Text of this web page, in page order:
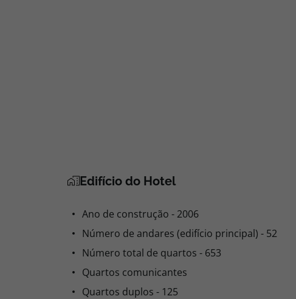
Edifício do Hotel
Ano de construção - 2006
Número de andares (edifício principal) - 52
Número total de quartos - 653
Quartos comunicantes
Quartos duplos - 125